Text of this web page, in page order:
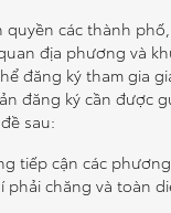
quyền các thành
địa phương và
đăng ký tham gia
đăng ký cần được
sau:
tiếp cận các
phải chăng và toàn